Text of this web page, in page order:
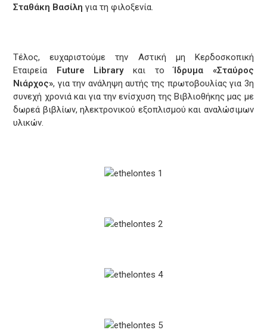
Σταθάκη Βασίλη για τη φιλοξενία.
Τέλος, ευχαριστούμε την Αστική μη Κερδοσκοπική
Εταιρεία Future Libraryκαι τοΊδρυμα «Σταύρος
Νιάρχος», για την ανάληψη αυτής της πρωτοβουλίας για 3η
συνεχή χρονιά και για την ενίσχυση της Βιβλιοθήκης μας με
δωρεά βιβλίων, ηλεκτρονικού εξοπλισμού και αναλώσιμων
υλικών.